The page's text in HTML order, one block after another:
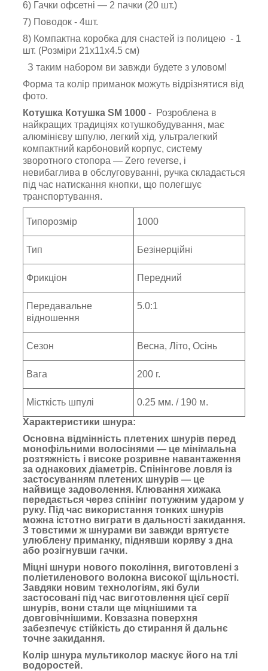
6) Гачки офсетні — 2 пачки (20 шт.)
7) Поводок - 4шт.
8) Компактна коробка для снастей із полицею - 1
шт. (Розміри 21х11х4.5 см)
З таким набором ви завжди будете з уловом!
Форма та колір приманок можуть відрізнятися від
фото.
Котушка Котушка SM 1000 - Розроблена в
найкращих традиціях котушкобудування, має
алюмінієву шпулю, легкий хід, ультралегкий
компактний карбоновий корпус, систему
зворотного стопора — Zero reverse, і
невибаглива в обслуговуванні, ручка складається
під час натискання кнопки, що полегшує
транспортування.
Типорозмір 1000
Тип Безінерційні
Фрикціон Передний
Передавальне
відношення
5.0:1
Сезон Весна, Літо, Осінь
Вага 200 г.
Місткість шпулі
0.25 мм. / 190 м.
Характеристики шнура:
Основна відмінність плетених шнурів перед
монофільними волосінями — це мінімальна
розтяжність і високе розривне навантаження
за однакових діаметрів. Спінінгове ловля із
застосуванням плетених шнурів — це
найвище задоволення. Клювання хижака
передається через спінінг потужним ударом у
руку. Під час використання тонких шнурів
можна істотно виграти в дальності закидання.
З товстими ж шнурами ви завжди врятуєте
улюблену приманку, піднявши коряву з дна
або розігнувши гачки.
Міцні шнури нового покоління, виготовлені з
поліетиленового волокна високої щільності.
Завдяки новим технологіям, які були
застосовані під час виготовлення цієї серії
шнурів, вони стали ще міцнішими та
довговічнішими. Ковзазна поверхня
забезпечує стійкість до стирання й дальнє
точне закидання.
Колір шнура мультиколор маскує його на тлі
водоростей.